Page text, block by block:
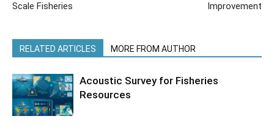
Scale Fisheries
Improvement
RELATED ARTICLES MORE FROM AUTHOR
Acoustic Survey for Fisheries
Resources